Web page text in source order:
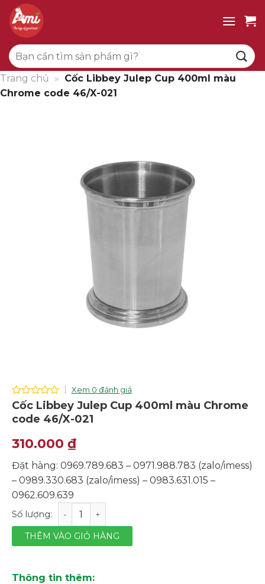
qua
dung
Tìm
kiếm:
Trang chủ » Cốc Libbey Julep Cup 400ml màu
Chrome code 46/X-021
0
of
Xem 0 đánh giá
Cốc Libbey Julep Cup 400ml màu Chrome
code 46/X-021
310.000 ₫
Đặt hàng: 0969.789.683 – 0971.988.783 (zalo/imess)
– 0989.330.683 (zalo/imess) – 0983.631.015 –
0962.609.639
Cốc Libbey Julep Cup 400ml màu Chrome code 46/X-
THÊM VÀO GIỎ HÀNG
Thông tin thêm: